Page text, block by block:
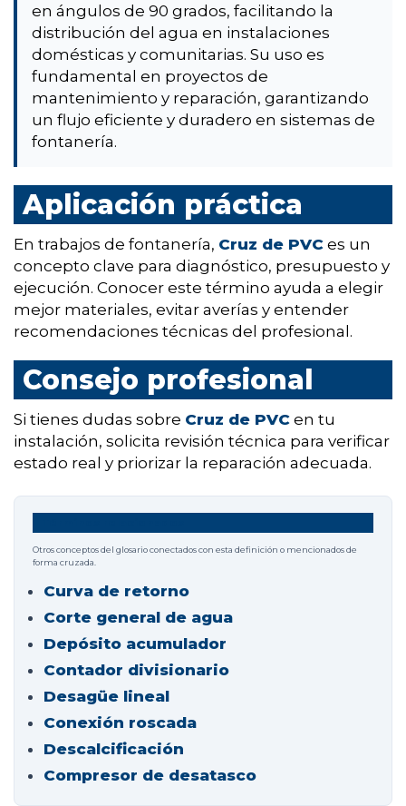
en ángulos de 90 grados, facilitando la
distribución del agua en instalaciones
domésticas y comunitarias. Su uso es
fundamental en proyectos de
mantenimiento y reparación, garantizando
un flujo eficiente y duradero en sistemas de
fontanería.
Aplicación práctica
En trabajos de fontanería, Cruz de PVC es un
concepto clave para diagnóstico, presupuesto y
ejecución. Conocer este término ayuda a elegir
mejor materiales, evitar averías y entender
recomendaciones técnicas del profesional.
Consejo profesional
Si tienes dudas sobre Cruz de PVC en tu
instalación, solicita revisión técnica para verificar
estado real y priorizar la reparación adecuada.
Otros conceptos del glosario conectados con esta definición o mencionados de
forma cruzada.
Curva de retorno
Corte general de agua
Depósito acumulador
Contador divisionario
Desagüe lineal
Conexión roscada
Descalcificación
Compresor de desatasco